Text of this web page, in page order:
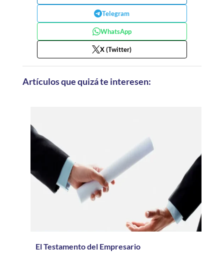
Telegram
WhatsApp
X (Twitter)
Artículos que quizá te interesen:
El Testamento del Empresario